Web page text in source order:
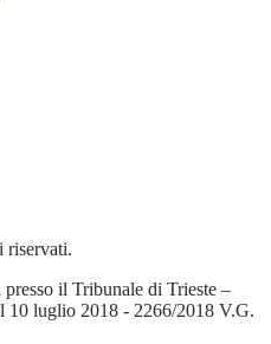
riservati.
il Tribunale di Trieste –
10 luglio 2018 - 2266/2018 V.G.